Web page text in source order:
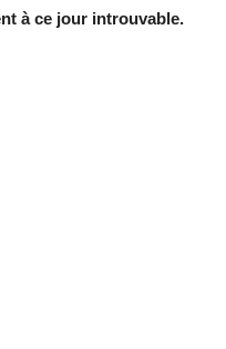
à ce jour introuvable.